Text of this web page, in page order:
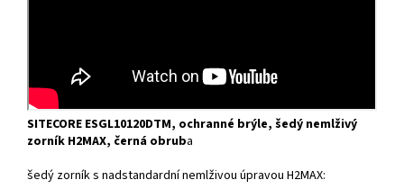
SITECORE ESGL10120DTM, ochranné brýle, šedý nemlživý
zorník H2MAX, černá obruba
šedý zorník s nadstandardní nemlživou úpravou H2MAX: